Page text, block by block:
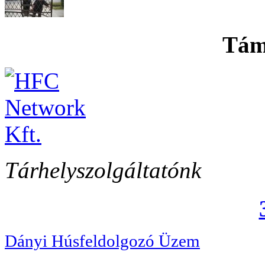
Tárhelyszolgáltatónk
Dányi Húsfeldolgozó Üzem